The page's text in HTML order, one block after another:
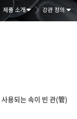
제품 소개 강관 정의
용되는 속이 빈 관(管)